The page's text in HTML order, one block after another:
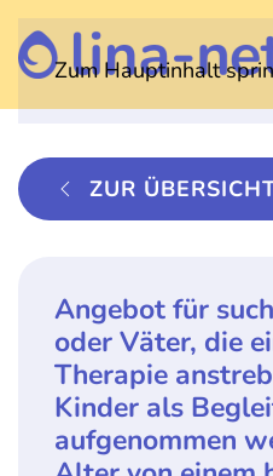
Zum Hauptinhalt
ZUR
Angebot für
oder Väter, die
Therapie
Kinder als
aufgenommen